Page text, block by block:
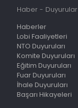
Haber - Duyurular
Haberler
Lobi Faaliyetleri
NTO Duyuruları
Komite Duyuruları
Eğitim Duyuruları
Fuar Duyuruları
İhale Duyuruları
Başarı Hikayeleri